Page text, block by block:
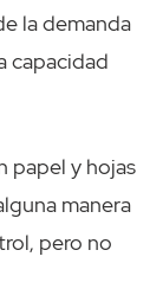
la demanda
capacidad
papel y hojas
manera
pero no